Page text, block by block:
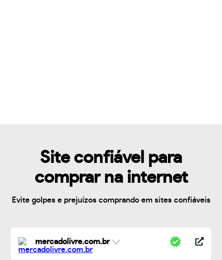
Site confiável para
comprar na internet
Evite golpes e prejuízos comprando em sites confiáveis
mercadolivre.com.br